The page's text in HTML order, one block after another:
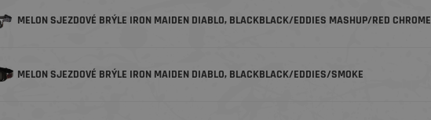
MELON SJEZDOVÉ BRÝLE IRON MAIDEN DIABLO, BLACKBLACK/EDDIES MASHUP/RED CHROME
MELON SJEZDOVÉ BRÝLE IRON MAIDEN DIABLO, BLACKBLACK/EDDIES/SMOKE